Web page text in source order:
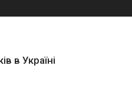
в Україні